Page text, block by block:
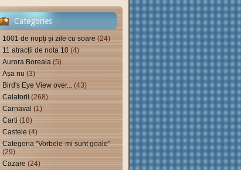
Categories
1001 de nopți și zile cu soare (24)
11 atracții de nota 10 (4)
Aurora Boreala (5)
Așa nu (3)
Bird's Eye View over... (43)
Calatorii (268)
Carnaval (1)
Carti (18)
Castele (4)
Categoria "Vorbele-mi sunt goale"
(29)
Cazare (24)